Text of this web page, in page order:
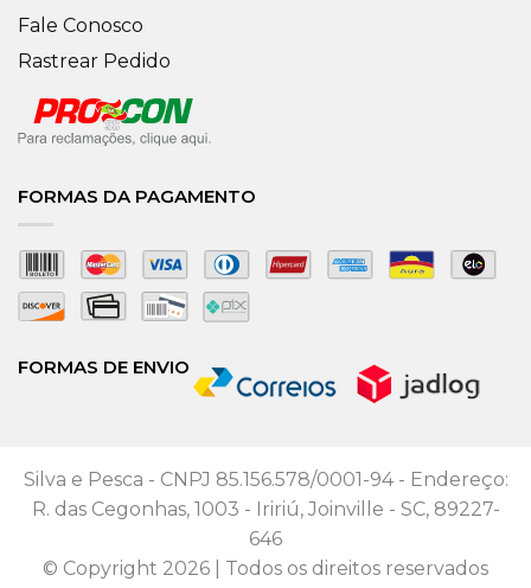
Fale Conosco
Rastrear Pedido
FORMAS DA PAGAMENTO
FORMAS DE ENVIO
Silva e Pesca - CNPJ 85.156.578/0001-94 - Endereço:
R. das Cegonhas, 1003 - Iririú, Joinville - SC, 89227-
646
© Copyright 2026 | Todos os direitos reservados